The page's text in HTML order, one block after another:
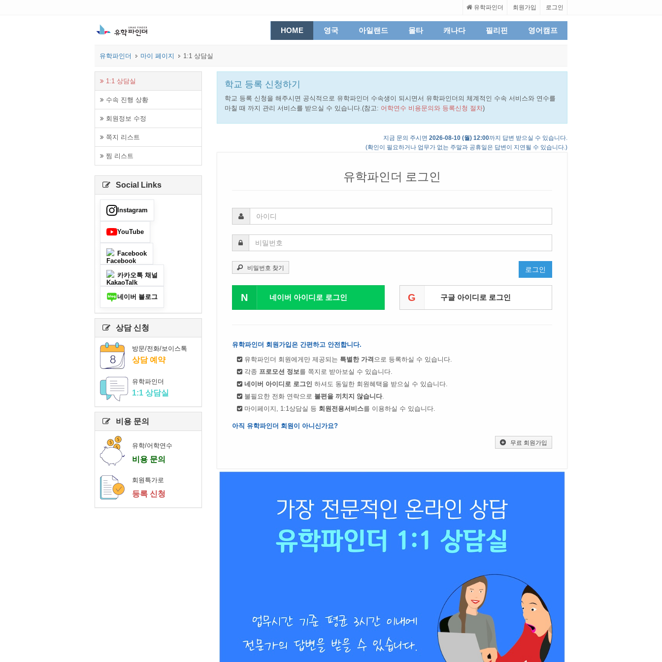
유학파인더 회원가입 로그인
HOME 영국 아일랜드 몰타 캐나다 필리핀 영어캠프
유학파인더 마이 페이지 1:1 상담실
1:1 상담실
수속 진행 상황
회원정보 수정
쪽지 리스트
찜 리스트
Social Links
Instagram
YouTube
Facebook
카카오톡 채널
네이버 블로그
상담 신청
방문/전화/보이스톡
상담 예약
유학파인더
1:1 상담실
비용 문의
유학/어학연수
비용 문의
회원특가로
등록 신청
학교 등록 신청하기
학교 등록 신청을 해주시면 공식적으로 유학파인더 수속생이 되시면서 유학파인더의 체계적인 수속 서비스와 연수를
마칠 때 까지 관리 서비스를 받으실 수 있습니다.(참고: 어학연수 비용문의와 등록신청 절차)
지금 문의 주시면 2026-08-10 (월) 12:00까지 답변 받으실 수 있습니다.
(확인이 필요하거나 업무가 없는 주말과 공휴일은 답변이 지연될 수 있습니다.)
유학파인더 로그인
비밀번호 찾기 로그인
N 네이버 아이디로 로그인 G 구글 아이디로 로그인
유학파인더 회원가입은 간편하고 안전합니다.
유학파인더 회원에게만 제공되는 특별한 가격 으로 등록하실 수 있습니다.
각종 프로모션 정보를 쪽지로 받아보실 수 있습니다.
네이버 아이디로 로그인 하셔도 동일한 회원혜택을 받으실 수 있습니다.
불필요한 전화 연락으로 불편을 끼치지 않습니다.
마이페이지, 1:1상담실 등 회원전용서비스를 이용하실 수 있습니다.
아직 유학파인더 회원이 아니신가요?
무료 회원가입